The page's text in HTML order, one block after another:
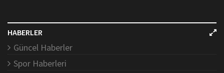
HABERLER
Güncel Haberler
Spor Haberleri